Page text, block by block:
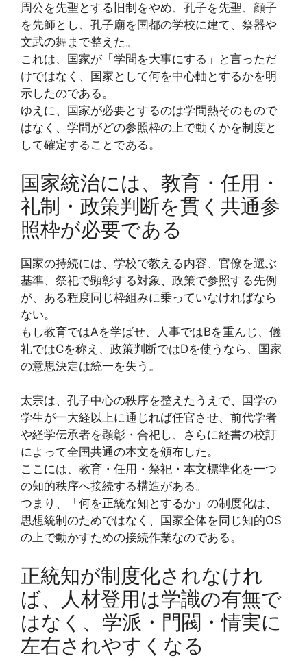
周公を先聖とする旧制をやめ、孔子を先聖、顔子
を先師とし、孔子廟を国都の学校に建て、祭器や
文武の舞まで整えた。
これは、国家が「学問を大事にする」と言っただ
けではなく、国家として何を中心軸とするかを明
示したのである。
ゆえに、国家が必要とするのは学問熱そのもので
はなく、学問がどの参照枠の上で動くかを制度と
して確定することである。
国家統治には、教育・任用・
礼制・政策判断を貫く共通参
照枠が必要である
国家の持続には、学校で教える内容、官僚を選ぶ
基準、祭祀で顕彰する対象、政策で参照する先例
が、ある程度同じ枠組みに乗っていなければなら
ない。
もし教育ではAを学ばせ、人事ではBを重んじ、儀
礼ではCを称え、政策判断ではDを使うなら、国家
の意思決定は統一を失う。
太宗は、孔子中心の秩序を整えたうえで、国学の
学生が一大経以上に通じれば任官させ、前代学者
や経学伝承者を顕彰・合祀し、さらに経書の校訂
によって全国共通の本文を頒布した。
ここには、教育・任用・祭祀・本文標準化を一つ
の知的秩序へ接続する構造がある。
つまり、「何を正統な知とするか」の制度化は、
思想統制のためではなく、国家全体を同じ知的OS
の上で動かすための接続作業なのである。
正統知が制度化されなけれ
ば、人材登用は学識の有無で
はなく、学派・門閥・情実に
左右されやすくなる